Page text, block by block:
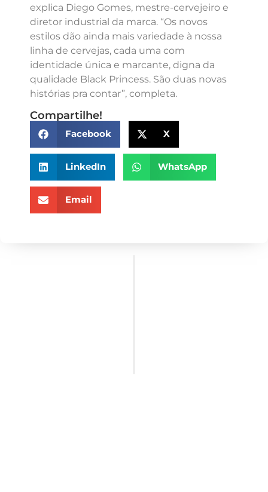
explica Diego Gomes, mestre-cervejeiro e
diretor industrial da marca. “Os novos
estilos dão ainda mais variedade à nossa
linha de cervejas, cada uma com
identidade única e marcante, digna da
qualidade Black Princess. São duas novas
histórias pra contar”, completa.
Compartilhe!
Facebook X
LinkedIn WhatsApp
Email